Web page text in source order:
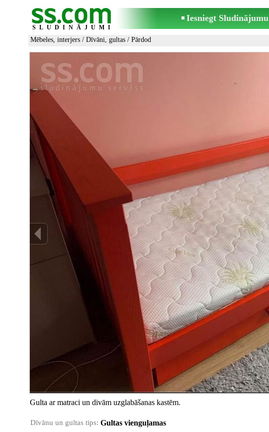
SLUDINĀJUMI
Iesniegt Sludinājumu
Mēbeles, interjers / Dīvāni, gultas / Pārdod
Gulta ar matraci un divām uzglabāšanas kastēm.
Dīvānu un gultas tips: Gultas vienguļamas